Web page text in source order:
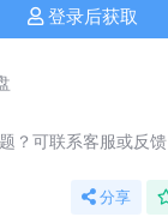
登录后获取
？可联系客服或反馈
分享